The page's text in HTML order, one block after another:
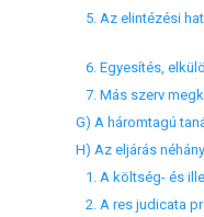
6. Egyesítés,
G) A háromtagú
H) Az eljárás
1. A költség- és
2. A res judicata